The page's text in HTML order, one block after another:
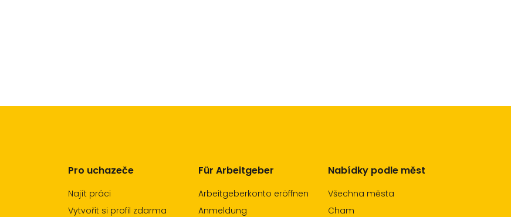
Pro uchazeče
Najít práci
Vytvořit si profil zdarma
Für Arbeitgeber
Arbeitgeberkonto eröffnen
Anmeldung
Nabídky podle měst
Všechna města
Cham